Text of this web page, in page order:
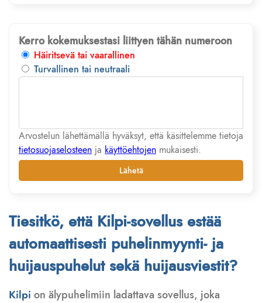
Kerro kokemuksestasi liittyen tähän numeroon
Häiritsevä tai vaarallinen
Turvallinen tai neutraali
Arvostelun lähettämällä hyväksyt, että käsittelemme tietoja
tietosuojaselosteen ja käyttöehtojen mukaisesti.
Lähetä
Tiesitkö, että Kilpi-sovellus estää
automaattisesti puhelinmyynti- ja
huijauspuhelut sekä huijausviestit?
Kilpi on älypuhelimiin ladattava sovellus, joka